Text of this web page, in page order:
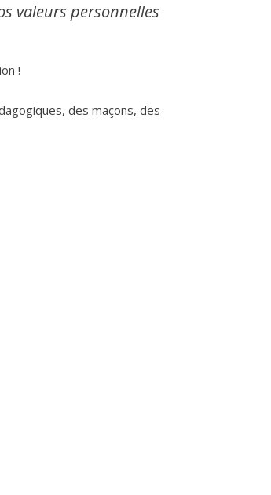
valeurs personnelles
!
des maçons, des